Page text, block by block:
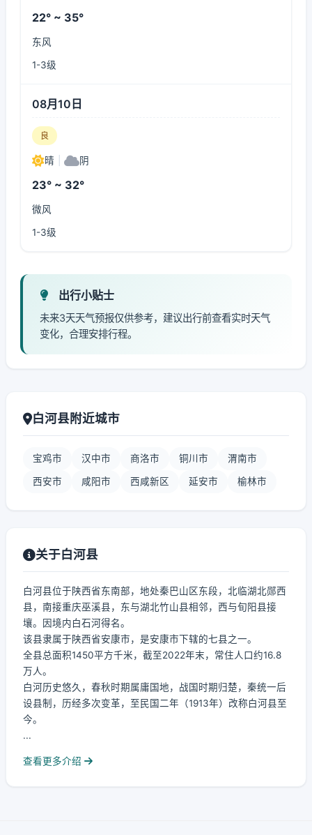
22° ~ 35°
东风
1-3级
08月10日
良
晴 阴
23° ~ 32°
微风
1-3级
出行小贴士
未来3天天气预报仅供参考，建议出行前查看实时天气
变化，合理安排行程。
白河县附近城市
宝鸡市 汉中市 商洛市 铜川市 渭南市
西安市 咸阳市 西咸新区 延安市 榆林市
关于白河县
白河县位于陕西省东南部，地处秦巴山区东段，北临湖北郧西
县，南接重庆巫溪县，东与湖北竹山县相邻，西与旬阳县接
壤。因境内白石河得名。
该县隶属于陕西省安康市，是安康市下辖的七县之一。
全县总面积1450平方千米，截至2022年末，常住人口约16.8
万人。
白河历史悠久，春秋时期属庸国地，战国时期归楚，秦统一后
设县制，历经多次变革，至民国二年（1913年）改称白河县至
今。
...
查看更多介绍